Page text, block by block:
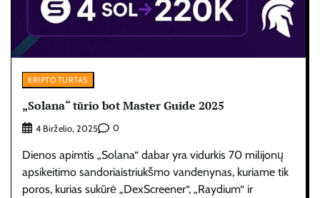
KRIPTO TURTAS
„Solana“ tūrio bot Master Guide 2025
4 Birželio, 2025 0
Dienos apimtis „Solana“ dabar yra vidurkis 70 milijonų
apsikeitimo sandoriaistriukšmo vandenynas, kuriame tik
poros, kurias sukūrė „DexScreener“, „Raydium“ ir